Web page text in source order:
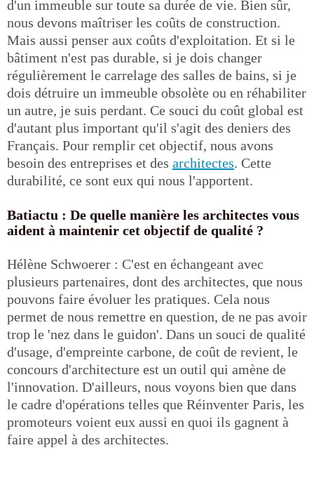
d'un immeuble sur toute sa durée de vie. Bien sûr,
nous devons maîtriser les coûts de construction.
Mais aussi penser aux coûts d'exploitation. Et si le
bâtiment n'est pas durable, si je dois changer
régulièrement le carrelage des salles de bains, si je
dois détruire un immeuble obsolète ou en réhabiliter
un autre, je suis perdant. Ce souci du coût global est
d'autant plus important qu'il s'agit des deniers des
Français. Pour remplir cet objectif, nous avons
besoin des entreprises et des architectes. Cette
durabilité, ce sont eux qui nous l'apportent.
Batiactu : De quelle manière les architectes vous
aident à maintenir cet objectif de qualité ?
Hélène Schwoerer : C'est en échangeant avec
plusieurs partenaires, dont des architectes, que nous
pouvons faire évoluer les pratiques. Cela nous
permet de nous remettre en question, de ne pas avoir
trop le 'nez dans le guidon'. Dans un souci de qualité
d'usage, d'empreinte carbone, de coût de revient, le
concours d'architecture est un outil qui amène de
l'innovation. D'ailleurs, nous voyons bien que dans
le cadre d'opérations telles que Réinventer Paris, les
promoteurs voient eux aussi en quoi ils gagnent à
faire appel à des architectes.